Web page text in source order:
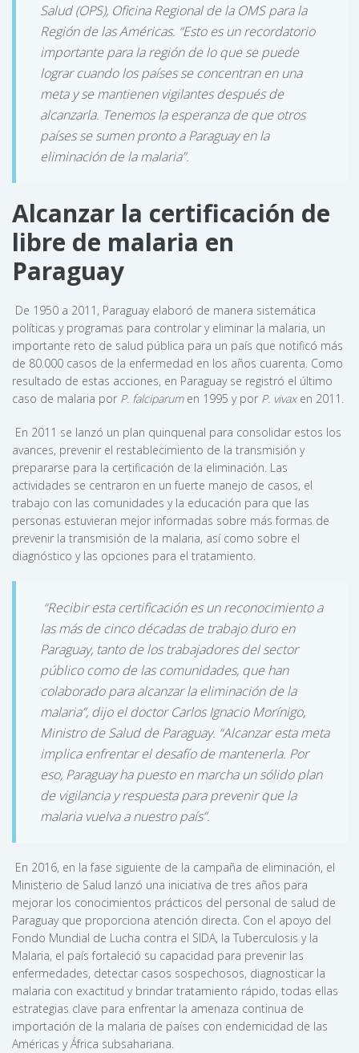
Salud (OPS), Oficina Regional de la OMS para la
Región de las Américas. “Esto es un recordatorio
importante para la región de lo que se puede
lograr cuando los países se concentran en una
meta y se mantienen vigilantes después de
alcanzarla. Tenemos la esperanza de que otros
países se sumen pronto a Paraguay en la
eliminación de la malaria”.
Alcanzar la certificación de
libre de malaria en
Paraguay
De 1950 a 2011, Paraguay elaboró de manera sistemática
políticas y programas para controlar y eliminar la malaria, un
importante reto de salud pública para un país que notificó más
de 80.000 casos de la enfermedad en los años cuarenta. Como
resultado de estas acciones, en Paraguay se registró el último
caso de malaria por P. falciparumen 1995 y por P. vivaxen 2011.
En 2011 se lanzó un plan quinquenal para consolidar estos los
avances, prevenir el restablecimiento de la transmisión y
prepararse para la certificación de la eliminación. Las
actividades se centraron en un fuerte manejo de casos, el
trabajo con las comunidades y la educación para que las
personas estuvieran mejor informadas sobre más formas de
prevenir la transmisión de la malaria, así como sobre el
diagnóstico y las opciones para el tratamiento.
“Recibir esta certificación es un reconocimiento a
las más de cinco décadas de trabajo duro en
Paraguay, tanto de los trabajadores del sector
público como de las comunidades, que han
colaborado para alcanzar la eliminación de la
malaria”, dijo el doctor Carlos Ignacio Morínigo,
Ministro de Salud de Paraguay. “Alcanzar esta meta
implica enfrentar el desafío de mantenerla. Por
eso, Paraguay ha puesto en marcha un sólido plan
de vigilancia y respuesta para prevenir que la
malaria vuelva a nuestro país”.
En 2016, en la fase siguiente de la campaña de eliminación, el
Ministerio de Salud lanzó una iniciativa de tres años para
mejorar los conocimientos prácticos del personal de salud de
Paraguay que proporciona atención directa. Con el apoyo del
Fondo Mundial de Lucha contra el SIDA, la Tuberculosis y la
Malaria, el país fortaleció su capacidad para prevenir las
enfermedades, detectar casos sospechosos, diagnosticar la
malaria con exactitud y brindar tratamiento rápido, todas ellas
estrategias clave para enfrentar la amenaza continua de
importación de la malaria de países con endemicidad de las
Américas y África subsahariana.